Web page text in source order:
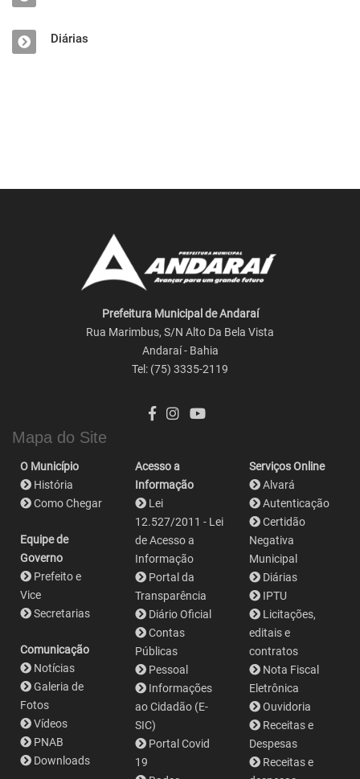
Diárias
Prefeitura Municipal de Andaraí
Rua Marimbus, S/N Alto Da Bela Vista
Andaraí - Bahia
Tel: (75) 3335-2119
Mapa do Site
O Município
História
Como Chegar
Equipe de
Governo
Prefeito e
Vice
Secretarias
Comunicação
Notícias
Galeria de
Fotos
Vídeos
PNAB
Downloads
Acesso a
Informação
Lei
12.527/2011 - Lei
de Acesso a
Informação
Portal da
Transparência
Diário Oficial
Contas
Públicas
Pessoal
Informações
ao Cidadão (E-
SIC)
Portal Covid
19
Serviços Online
Alvará
Autenticação
Certidão
Negativa
Municipal
Diárias
IPTU
Licitações,
editais e
contratos
Nota Fiscal
Eletrônica
Ouvidoria
Receitas e
Despesas
Receitas e